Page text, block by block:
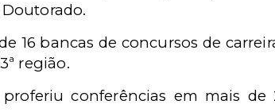
Doutorado.
16 bancas de concursos de
região.
conferências em mais de